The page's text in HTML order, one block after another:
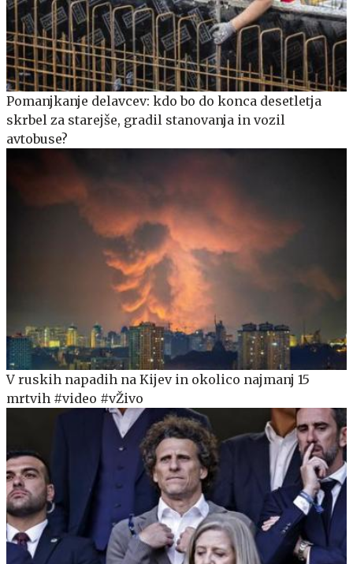
Pomanjkanje delavcev: kdo bo do konca desetletja
skrbel za starejše, gradil stanovanja in vozil
avtobuse?
V ruskih napadih na Kijev in okolico najmanj 15
mrtvih #video #vŽivo